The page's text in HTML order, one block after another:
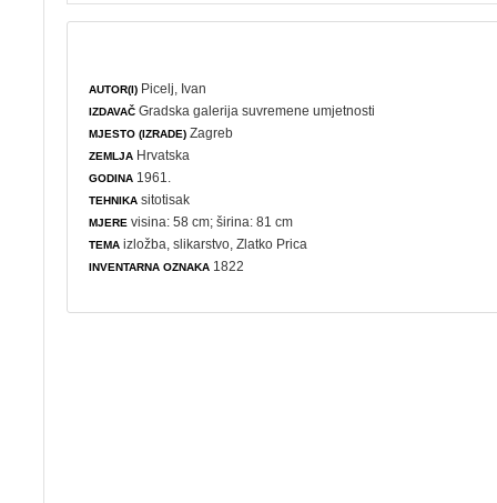
AUTOR(I) Picelj, Ivan
IZDAVAČ Gradska galerija suvremene umjetnosti
MJESTO (IZRADE) Zagreb
ZEMLJA Hrvatska
GODINA 1961.
TEHNIKA sitotisak
MJERE visina: 58 cm; širina: 81 cm
TEMA izložba ,slikarstvo , Zlatko Prica
INVENTARNA OZNAKA 1822